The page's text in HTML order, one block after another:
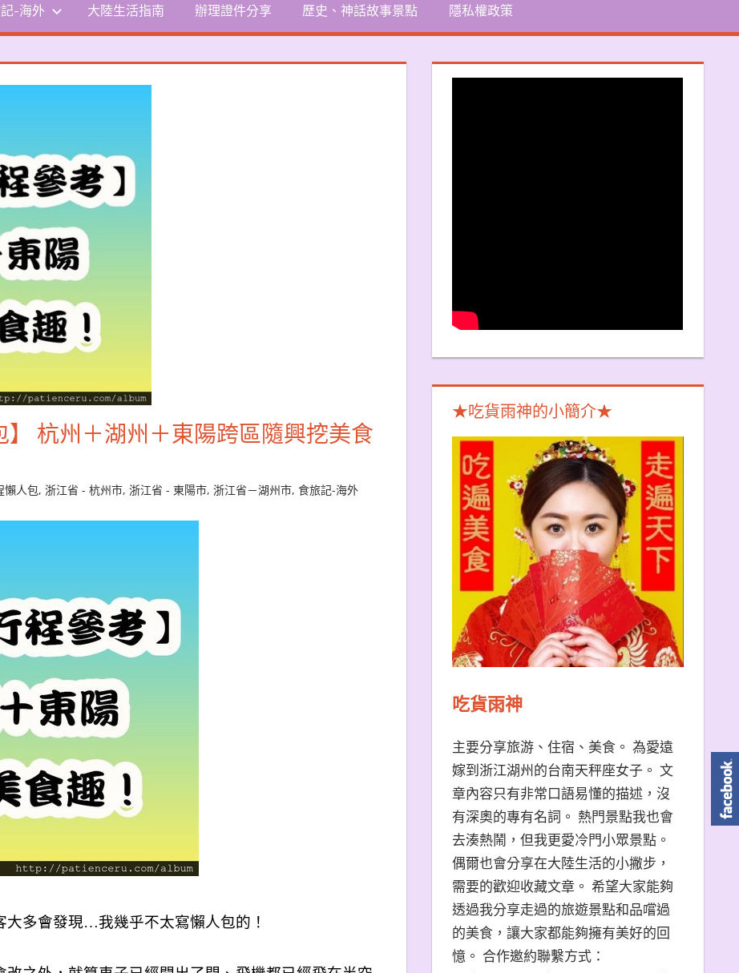
-海外 大陸生活指南 辦理證件分享 歷史、神話故事景點 隱私權政策
杭州＋湖州＋東陽跨區隨興挖美食
懶人包,浙江省 - 杭州市,浙江省 - 東陽市,浙江省－湖州市,食旅記-海外
多會發現…我幾乎不太寫懶人包的！
★吃貨雨神的小簡介★
吃貨雨神
主要分享旅游、住宿、美食。 為愛遠
嫁到浙江湖州的台南天秤座女子。 文
章內容只有非常口語易懂的描述，沒
有深奧的專有名詞。 熱門景點我也會
去湊熱鬧，但我更愛冷門小眾景點。
偶爾也會分享在大陸生活的小撇步，
需要的歡迎收藏文章。 希望大家能夠
透過我分享走過的旅遊景點和品嚐過
的美食，讓大家都能夠擁有美好的回
憶。 合作邀約聯繫方式：